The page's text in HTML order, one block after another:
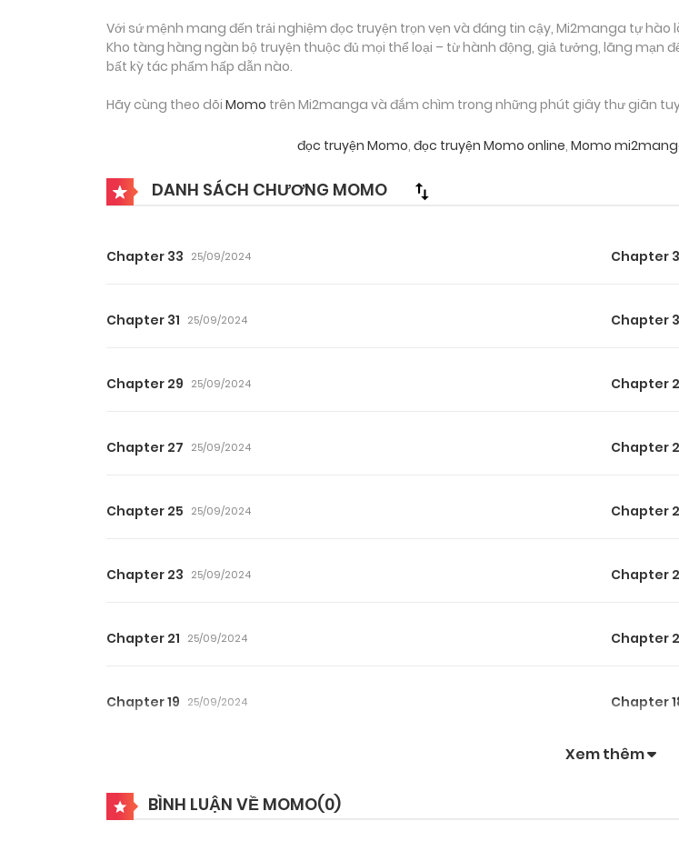
Với sứ mệnh mang đến trải nghiệm đọc truyện trọn vẹn và đáng tin cậy, Mi2manga tự
Kho tàng hàng ngàn bộ truyện thuộc đủ mọi thể loại – từ hành động, giả tưởng, lãng mạn
bất kỳ tác phẩm hấp dẫn nào.
Hãy cùng theo dõi Momo trên Mi2manga và đắm chìm trong những phút giây thư giãn
đọc truyện Momo, đọc truyện Momo online, Momo
DANH SÁCH CHƯƠNG MOMO
Chapter 33 25/09/2024 Chapter
Chapter 31 25/09/2024 Chapter
Chapter 29 25/09/2024 Chapter
Chapter 27 25/09/2024 Chapter
Chapter 25 25/09/2024 Chapter
Chapter 23 25/09/2024 Chapter
Chapter 21 25/09/2024 Chapter
Chapter 19 25/09/2024 Chapter
Chapter 16
Xem thêm
BÌNH LUẬN VỀ MOMO(0)